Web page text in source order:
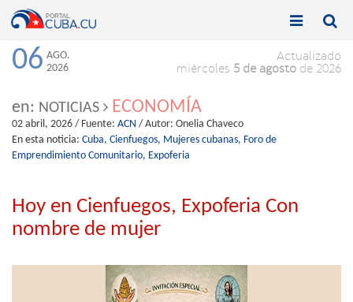
Toggle

Toggle

06 AGO.
2026
Actualizado
miércoles 5 de agosto de 2026
en: NOTICIAS ECONOMÍA
02 abril, 2026 / Fuente: ACN / Autor: Onelia Chaveco
En esta noticia: Cuba, Cienfuegos, Mujeres cubanas, Foro de
Emprendimiento Comunitario, Expoferia
Hoy en Cienfuegos, Expoferia Con
nombre de mujer